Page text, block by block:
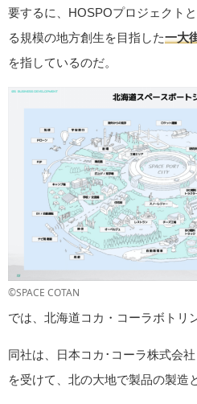
要するに、HOSPOプロジェクト
る規模の地方創生を目指した一大
を指しているのだ。
©SPACE COTAN
では、北海道コカ・コーラボトリ
同社は、日本コカ･コーラ株式会
を受けて、北の大地で製品の製造